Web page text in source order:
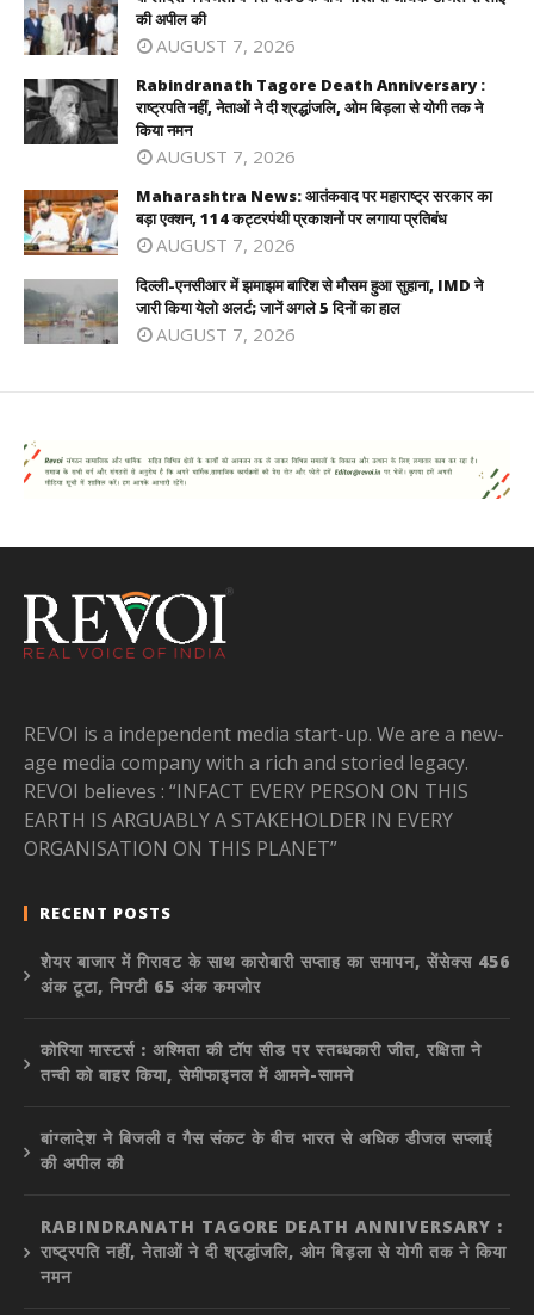
की अपील की
AUGUST 7, 2026
Rabindranath Tagore Death Anniversary :
राष्ट्रपति नहीं, नेताओं ने दी श्रद्धांजलि, ओम बिड़ला से योगी तक ने
किया नमन
AUGUST 7, 2026
Maharashtra News: आतंकवाद पर महाराष्ट्र सरकार का
बड़ा एक्शन, 114 कट्टरपंथी प्रकाशनों पर लगाया प्रतिबंध
AUGUST 7, 2026
दिल्ली-एनसीआर में झमाझम बारिश से मौसम हुआ सुहाना, IMD ने
जारी किया येलो अलर्ट; जानें अगले 5 दिनों का हाल
AUGUST 7, 2026
REVOI is a independent media start-up. We are a new-
age media company with a rich and storied legacy.
REVOI believes : “INFACT EVERY PERSON ON THIS
EARTH IS ARGUABLY A STAKEHOLDER IN EVERY
ORGANISATION ON THIS PLANET”
RECENT POSTS
शेयर बाजार में गिरावट के साथ कारोबारी सप्ताह का समापन, सेंसेक्स 456
अंक टूटा, निफ्टी 65 अंक कमजोर
कोरिया मास्टर्स : अश्मिता की टॉप सीड पर स्तब्धकारी जीत, रक्षिता ने
तन्वी को बाहर किया, सेमीफाइनल में आमने-सामने
बांग्लादेश ने बिजली व गैस संकट के बीच भारत से अधिक डीजल सप्लाई
की अपील की
RABINDRANATH TAGORE DEATH ANNIVERSARY :
राष्ट्रपति नहीं, नेताओं ने दी श्रद्धांजलि, ओम बिड़ला से योगी तक ने किया
नमन